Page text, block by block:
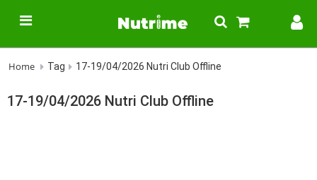
Home Tag 17-19/04/2026 Nutri Club Offline
17-19/04/2026 Nutri Club Offline